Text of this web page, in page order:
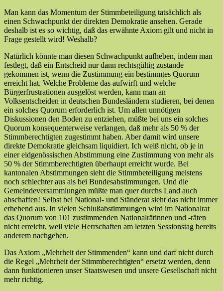
Man kann das Momentum der Stimmbeteiligung tatsächlich als
einen Schwachpunkt der direkten Demokratie ansehen. Gerade
deshalb ist es so wichtig, daß das erwähnte Axiom gilt und nicht in
Frage gestellt wird! Weshalb?
Natürlich könnte man diesen Schwachpunkt aufheben, indem man
festlegt, daß ein Entscheid nur dann rechtsgültig zustande
gekommen ist, wenn die Zustimmung ein bestimmtes Quorum
erreicht hat. Welche Probleme das aufwirft und welche
Bürgerfrustrationen ausgelöst werden, kann man an
Volksentscheiden in deutschen Bundesländern studieren, bei denen
ein solches Quorum erforderlich ist. Um allen unnötigen
Diskussionen den Boden zu entziehen, müßte bei uns ein solches
Quorum konsequenterweise verlangen, daß mehr als 50 % der
Stimmberechtigten zugestimmt haben. Aber damit wird unsere
direkte Demokratie gleichsam liquidiert. Ich weiß nicht, ob je in
einer eidgenössischen Abstimmung eine Zustimmung von mehr als
50 % der Stimmberechtigten überhaupt erreicht wurde. Bei
kantonalen Abstimmungen sieht die Stimmbeteiligung meistens
noch schlechter aus als bei Bundesabstimmungen. Und die
Gemeindeversammlungen müßte man quer durchs Land auch
abschaffen! Selbst bei National- und Ständerat sieht das nicht immer
erhebend aus. In vielen Schlußabstimmungen wird im Nationalrat
das Quorum von 101 zustimmenden Nationalrätinnen und -räten
nicht erreicht, weil viele Herrschaften am letzten Sessionstag bereits
anderem nachgehen.
Das Axiom „Mehrheit der Stimmenden“ kann und darf nicht durch
die Regel „Mehrheit der Stimmberechtigten“ ersetzt werden, denn
dann funktionieren unser Staatswesen und unsere Gesellschaft nicht
mehr richtig.